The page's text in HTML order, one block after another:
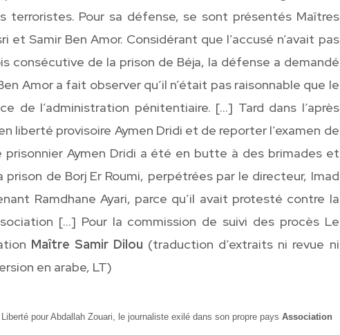
terroristes. Pour sa défense, se sont présentés Maîtres
et Samir Ben Amor. Considérant que l’accusé n’avait pas
consécutive de la prison de Béja, la défense a demandé
Amor a fait observer qu’il n’était pas raisonnable que le
de l’administration pénitentiaire. […] Tard dans l’après
liberté provisoire Aymen Dridi et de reporter l’examen de
prisonnier Aymen Dridi a été en butte à des brimades et
prison de Borj Er Roumi, perpétrées par le directeur, Imad
Ramdhane Ayari, parce qu’il avait protesté contre la
[…] Pour la commission de suivi des procès Le
Maître Samir Dilou (traduction d’extraits ni revue ni
en arabe, LT)
pour Abdallah Zouari, le journaliste exilé dans son propre pays Association